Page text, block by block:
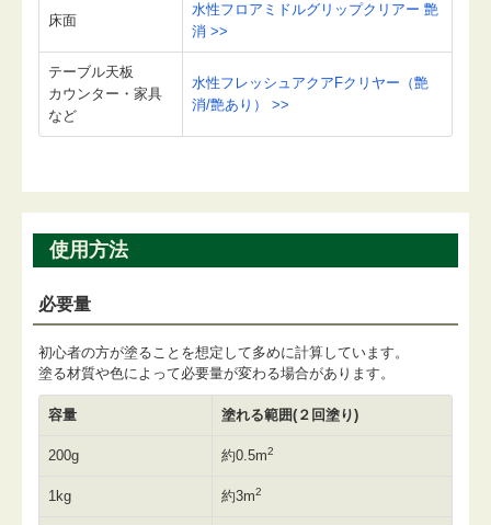
床面
水性フロアミドルグリップクリアー 艶
消 >>
テーブル天板
カウンター・家具
など
水性フレッシュアクアFクリヤー（艶
消/艶あり） >>
使用方法
必要量
初心者の方が塗ることを想定して多めに計算しています。
塗る材質や色によって必要量が変わる場合があります。
容量 塗れる範囲(２回塗り)
200g 約0.5m2
1kg 約3m2